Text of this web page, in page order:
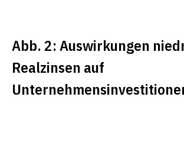
Abb. 2: Auswirkungen
Realzinsen auf